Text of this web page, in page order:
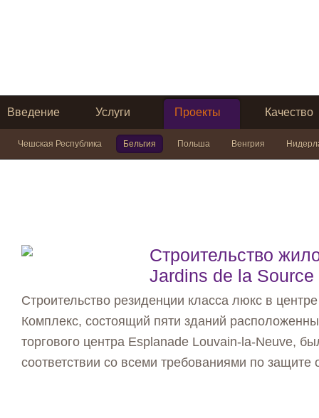
Введение Услуги Проекты Качество
Чешская Республика Бельгия Польша Венгрия
Строительство
Jardins de la Source
Строительство резиденции класса люкс в
Комплекс, состоящий пяти зданий
торгового центра Esplanade Louvain-la-Neuve,
соответствии со всеми требованиями по